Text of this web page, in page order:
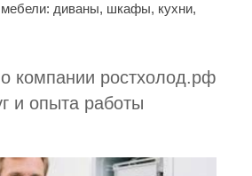
мебели: диваны, шкафы, кухни,
компании ростхолод.рф
и опыта работы